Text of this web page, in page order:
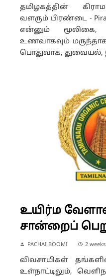
தமிழகத்தின்
வளரும் பிரண்டை -
என்னும்
உணவாகவும்
பொதுவாக, துவையல்,
உயிர்ம
சான்றைப்
PACHAI BOOMI 2
விவசாயிகள்
உள்நாட்டிலும்,